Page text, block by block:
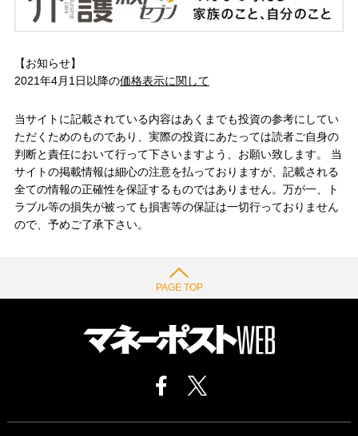
【お知らせ】
2021年4月1日以降の価格表示に関して
当サイトに記載されている内容はあくまでも投資の参考にしてい
ただくためのものであり、実際の投資にあたっては読者ご自身の
判断と責任において行って下さいますよう、お願い致します。 当
サイトの掲載情報は細心の注意を払っておりますが、記載される
全ての情報の正確性を保証するものではありません。万が一、ト
ラブル等の損失が被っても損害等の保証は一切行っておりません
ので、予めご了承下さい。
PAGE TOP